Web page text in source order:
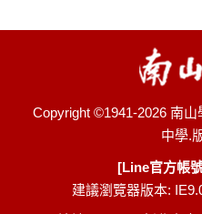
Copyright ©1941-2026 南
中學.
[Line官方帳
建議瀏覽器版本: